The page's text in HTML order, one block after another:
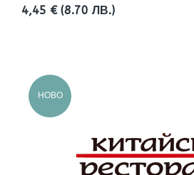
4,45 € (8.70 ЛВ.)
НОВО